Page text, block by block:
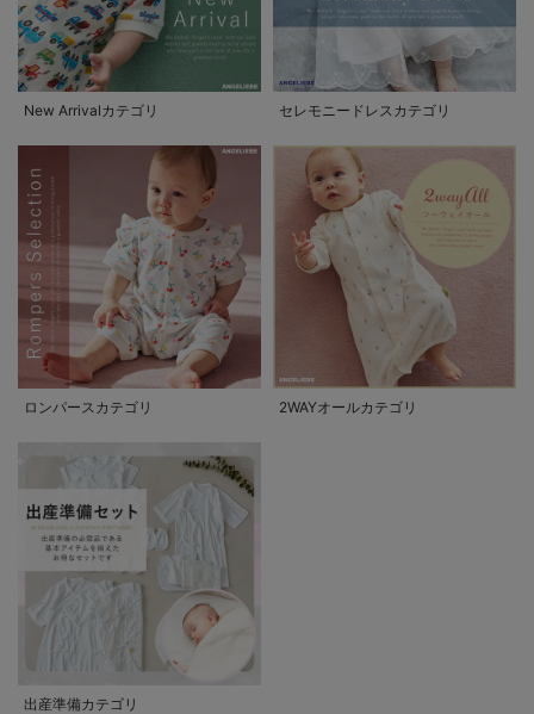
New Arrivalカテゴリ セレモニードレスカテゴリ
ロンパースカテゴリ 2WAYオールカテゴリ
出産準備カテゴリ